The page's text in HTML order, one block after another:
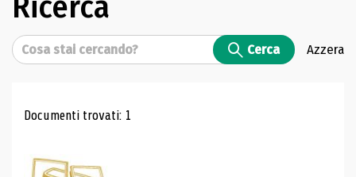
Cerca Cerca Azzera
Risultati di ricerca
Documenti trovati: 1